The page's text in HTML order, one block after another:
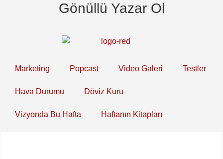
Gönüllü Yazar Ol
Marketing Popcast Video Galeri Testler
Hava Durumu Döviz Kuru
Vizyonda Bu Hafta Haftanın Kitapları